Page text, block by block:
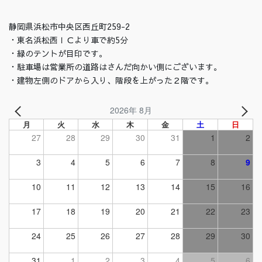
静岡県浜松市中央区西丘町259-2
・東名浜松西ＩＣより車で約5分
・緑のテントが目印です。
・駐車場は営業所の道路はさんだ向かい側にございます。
・建物左側のドアから入り、階段を上がった２階です。
2026年 8月
月 火 水 木 金 土 日
27 28 29 30 31 1 2
3 4 5 6 7 8 9
10 11 12 13 14 15 16
17 18 19 20 21 22 23
24 25 26 27 28 29 30